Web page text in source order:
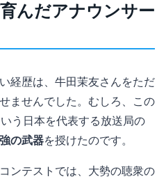
んだアナウンサー
経歴は、牛田茉友さんをただ
ませんでした。むしろ、この
う日本を代表する放送局の
の武器を授けたのです。
ンテストでは、大勢の聴衆の